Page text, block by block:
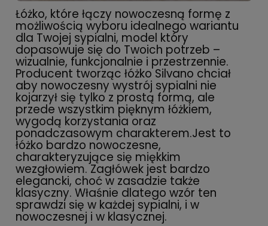
Łóżko, które łączy nowoczesną formę z
możliwością wyboru idealnego wariantu
dla Twojej sypialni, model który
dopasowuje się do Twoich potrzeb –
wizualnie, funkcjonalnie i przestrzennie.
Producent tworząc łóżko Silvano chciał
aby nowoczesny wystrój sypialni nie
kojarzył się tylko z prostą formą, ale
przede wszystkim pięknym łóżkiem,
wygodą korzystania oraz
ponadczasowym charakterem.Jest to
łóżko bardzo nowoczesne,
charakteryzujące się miękkim
wezgłowiem. Zagłówek jest bardzo
elegancki, choć w zasadzie także
klasyczny. Właśnie dlatego wzór ten
sprawdzi się w każdej sypialni, i w
nowoczesnej i w klasycznej.